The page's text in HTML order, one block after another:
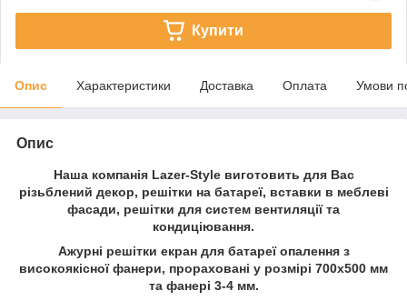
Купити
Опис Характеристики Доставка Оплата Умови
Опис
Наша компанія Lazer-Style виготовить для Вас
різьблений декор, решітки на батареї, вставки в меблеві
фасади, решітки для систем вентиляції та
кондиціювання.
Ажурні решітки екран для батареї опалення з
високоякісної фанери, прораховані у розмірі 700х500 мм
та фанері 3-4 мм.